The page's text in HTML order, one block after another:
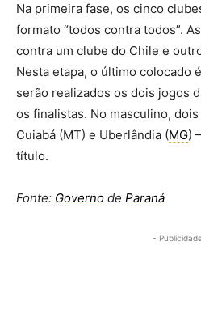
Na primeira fase, os cinco
formato “todos contra todos”.
contra um clube do Chile e
Nesta etapa, o último colocado
serão realizados os dois jogos
os finalistas. No masculino,
Cuiabá (MT) e Uberlândia (MG)
título.
Fonte: Governo de Paraná
-